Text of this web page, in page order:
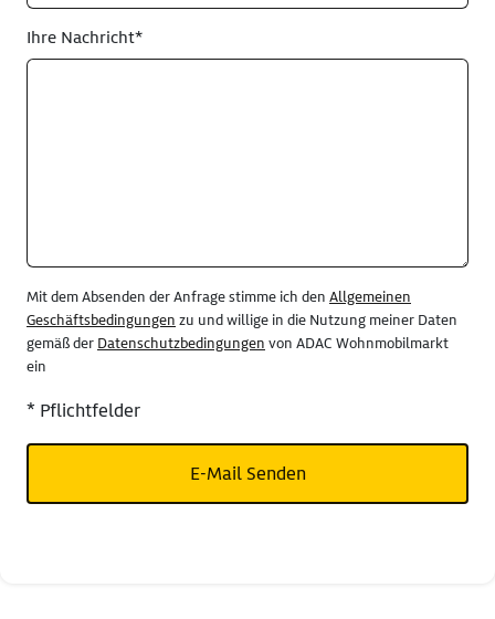
Ihre Nachricht*
Mit dem Absenden der Anfrage stimme ich den Allgemeinen
Geschäftsbedingungen zu und willige in die Nutzung meiner Daten
gemäß der Datenschutzbedingungen von ADAC Wohnmobilmarkt
ein
* Pflichtfelder
E-Mail Senden